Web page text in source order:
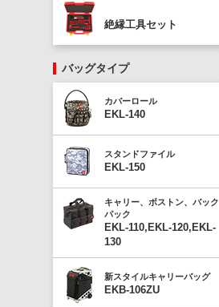
絶縁工具セット
バッグタイプ
カバーロール
EKL-140
スタンドファイル
EKL-150
キャリー、ボストン、バック
パック
EKL-110,EKL-120,EKL-
130
新スタイルキャリーバッグ
EKB-106ZU